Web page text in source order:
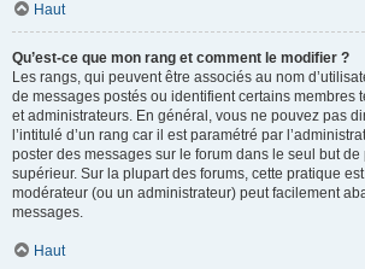
Haut
Qu’est-ce que mon rang et comment le modifier ?
Les rangs, qui peuvent être associés au nom
de messages postés ou identifient certains membres
et administrateurs. En général, vous ne pouvez pas
l’intitulé d’un rang car il est paramétré par
poster des messages sur le forum dans le seul but de
supérieur. Sur la plupart des forums, cette pratique
modérateur (ou un administrateur) peut facilement
messages.
Haut